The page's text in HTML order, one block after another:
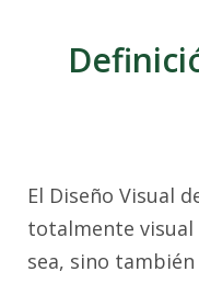
El Diseño Visual
totalmente
sea, sino